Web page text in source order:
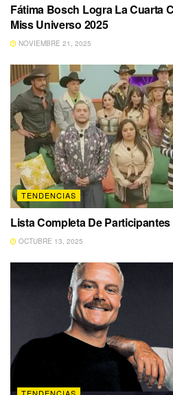
Fátima Bosch Logra La Cuarta
Miss Universo 2025
NOVIEMBRE 21, 2025
TENDENCIAS
Lista Completa De
OCTUBRE 13, 2025